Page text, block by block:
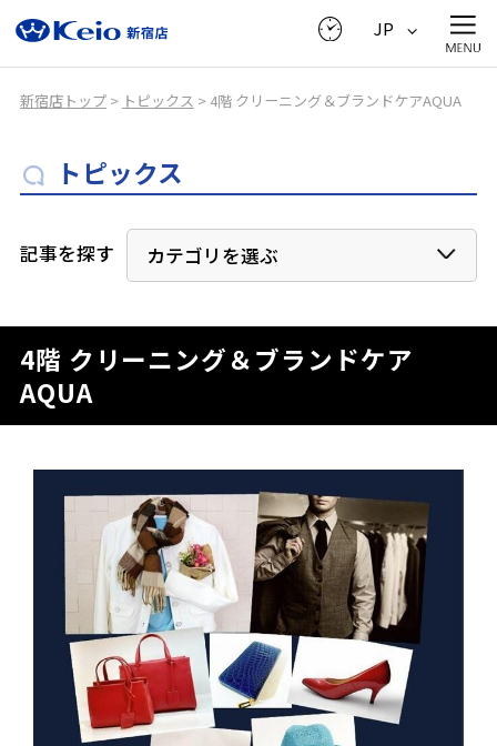
JP
新宿店トップ> トピックス > 4階 クリーニング＆ブランドケアAQUA
トピックス
記事を探す カテゴリを選ぶ
4階 クリーニング＆ブランドケア
AQUA